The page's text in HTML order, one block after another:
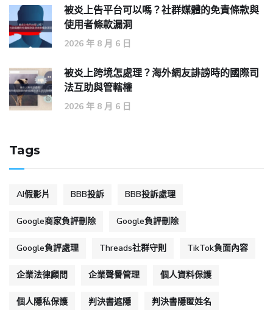
被炎上告平台可以嗎？社群媒體的免責條款與
使用者條款漏洞
2026 年 8 月 6 日
被炎上跨境怎處理？海外網友誹謗時的國際司
法互助與管轄權
2026 年 8 月 6 日
Tags
AI假影片 BBB投訴 BBB投訴處理
Google商家負評刪除 Google負評刪除
Google負評處理 Threads社群守則 TikTok負面內容
企業法律顧問 企業聲譽管理 個人資料保護
個人隱私保護 判決書遮隱 判決書隱匿姓名